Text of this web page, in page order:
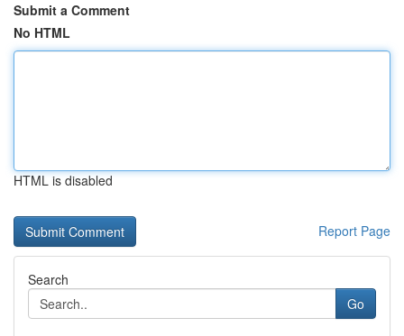
Submit a Comment
No HTML
HTML is disabled
Report Page
Search
Go